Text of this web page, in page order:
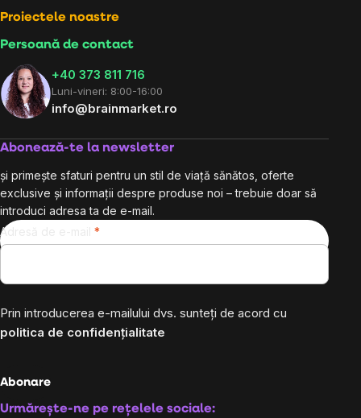
Proiectele noastre
Persoană de contact
+40 373 811 716
Luni-vineri: 8:00-16:00
info@brainmarket.ro
Abonează-te la newsletter
și primește sfaturi pentru un stil de viață sănătos, oferte
exclusive și informații despre produse noi – trebuie doar să
introduci adresa ta de e-mail.
Adresă de e-mail
Prin introducerea e-mailului dvs. sunteți de acord cu
politica de confidențialitate
Abonare
Urmărește-ne pe rețelele sociale: